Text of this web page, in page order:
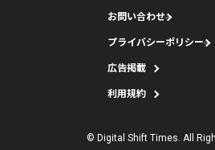
お問い合わせ
プライバシーポリシー
広告掲載
利用規約
© Digital Shift Times. All